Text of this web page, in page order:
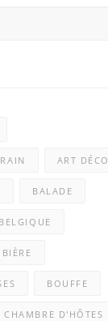
ART DÉCO
BALADE
BELGIQUE
BIÈRE
BOUFFE
CHAMBRE D'HÔTES